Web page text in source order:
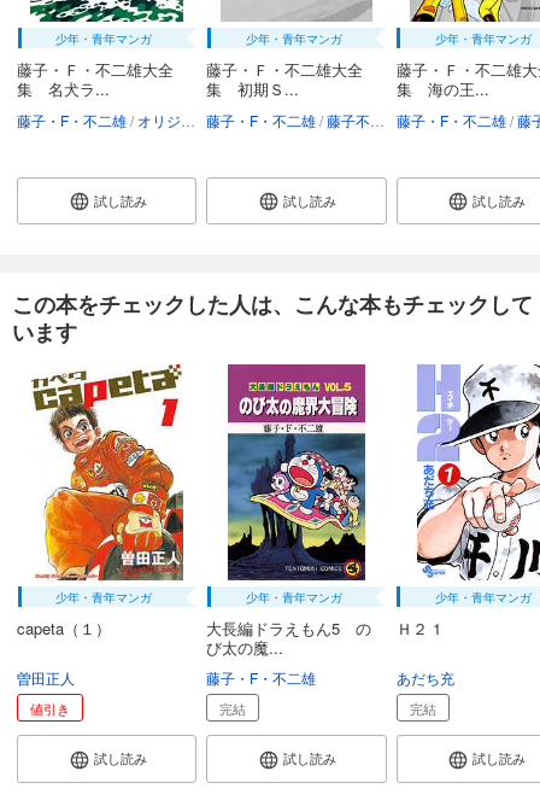
少年・青年マンガ
藤子・Ｆ・不二雄大全
集 名犬ラ...
藤子・F・不二雄 オリジナルテレビS「名犬ラッシー」
試し読み
少年・青年マンガ
藤子・Ｆ・不二雄大全
集 初期Ｓ...
藤子・F・不二雄 藤子不二雄A
試し読み
少年・青年マンガ
藤子・Ｆ・不二雄
集 海の王...
藤子・F・不二雄 藤子
試し読み
この本をチェックした人は、こんな本もチェックして
います
少年・青年マンガ
capeta（１）
曽田正人
値引き
試し読み
少年・青年マンガ
大長編ドラえもん5 の
び太の魔...
藤子・F・不二雄
完結
試し読み
少年・青年マンガ
Ｈ２ 1
あだち充
完結
試し読み